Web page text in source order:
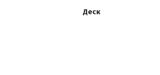
Деск